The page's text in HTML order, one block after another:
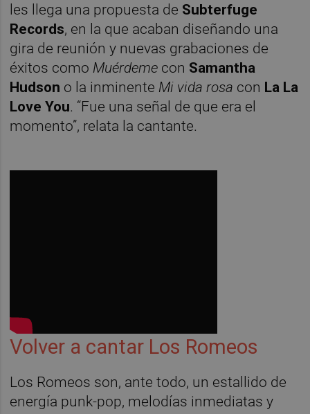
les llega una propuesta de Subterfuge
Records, en la que acaban diseñando una
gira de reunión y nuevas grabaciones de
éxitos como Muérdeme con Samantha
Hudson o la inminente Mi vida rosa con La La
Love You. “Fue una señal de que era el
momento”, relata la cantante.
Volver a cantar Los Romeos
Los Romeos son, ante todo, un estallido de
energía punk-pop, melodías inmediatas y